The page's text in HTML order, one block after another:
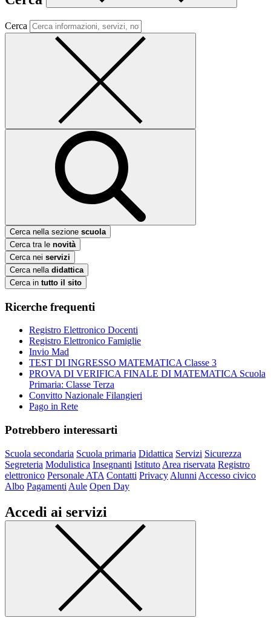
Cerca
Cerca nella sezione scuola
Cerca tra le novità
Cerca nei servizi
Cerca nella didattica
Cerca in tutto il sito
Ricerche frequenti
Registro Elettronico Docenti
Registro Elettronico Famiglie
Invio Mad
TEST DI INGRESSO MATEMATICA Classe 3
PROVA DI VERIFICA FINALE DI MATEMATICA Scuola
Primaria: Classe Terza
Convitto Nazionale Filangieri
Pago in Rete
Potrebbero interessarti
Scuola secondaria Scuola primaria Didattica Servizi Sicurezza
Segreteria Modulistica Insegnanti Istituto Area riservata Registro
elettronico Personale ATA Contatti Privacy Alunni Accesso civico
Albo Pagamenti Aule Open Day
Accedi ai servizi